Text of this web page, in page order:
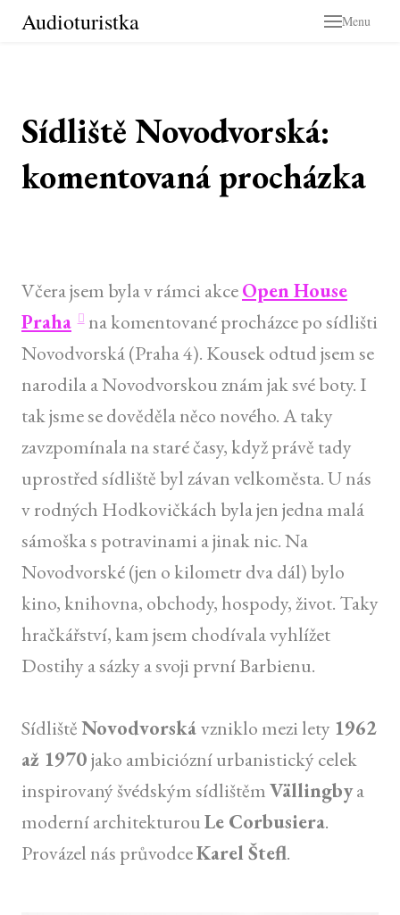
Menu
Audioturistka
Sídliště Novodvorská:
komentovaná procházka
Včera jsem byla v rámci akceOpen House
Praha na komentované procházce po sídlišti
Novodvorská (Praha 4). Kousek odtud jsem se
narodila a Novodvorskou znám jak své boty. I
tak jsme se dověděla něco nového. A taky
zavzpomínala na staré časy, když právě tady
uprostřed sídliště byl závan velkoměsta. U nás
v rodných Hodkovičkách byla jen jedna malá
sámoška s potravinami a jinak nic. Na
Novodvorské (jen o kilometr dva dál) bylo
kino, knihovna, obchody, hospody, život. Taky
hračkářství, kam jsem chodívala vyhlížet
Dostihy a sázky a svoji první Barbienu.
SídlištěNovodvorskávzniklo mezi lety 1962
až 1970jako ambiciózní urbanistický celek
inspirovaný švédským sídlištěmVällingbya
moderní architekturouLe Corbusiera.
Provázel nás průvodceKarel Štefl.